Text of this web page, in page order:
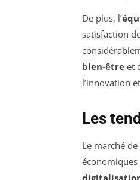
De plus, l’
satisfaction
bien-être et
l’innovation
Les
Le marché de
économiques